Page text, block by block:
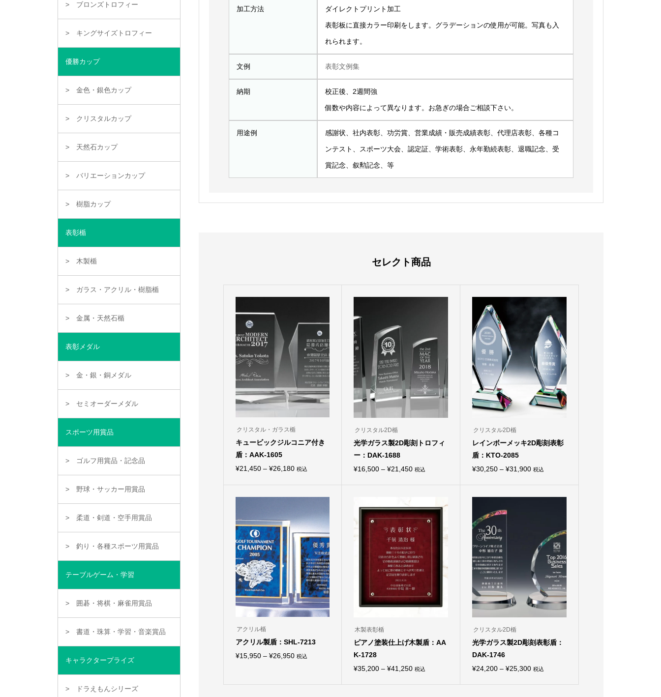
加工方法 ダイレクトプリント加工
表彰板に直接カラー印刷をします。グラデーションの使用が可能。写真も入
れられます。
文例 表彰文例集
納期 校正後、2週間強
個数や内容によって異なります。お急ぎの場合ご相談下さい。
用途例 感謝状、社内表彰、功労賞、営業成績・販売成績表彰、代理店表彰、各種コ
ンテスト、スポーツ大会、認定証、学術表彰、永年勤続表彰、退職記念、受
賞記念、叙勲記念、等
セレクト商品
クリスタル・ガラス楯
キュービックジルコニア付き
盾：AAK-1605
¥21,450 – ¥26,180価
¥26,180
税込
の
品
複
数
の
バ
リ
エ
ー
シ
ョ
ン
が
あ
す。
オ
シ
商
クリスタル2D楯
光学ガラス製2D彫刻トロフィ
ー：DAK-1688
¥16,500 – ¥21,450価
¥16,500
–
¥21,450
税込
の
に
複
数
の
あ
ま
す。
オ
シ
ョ
ン
クリスタル2D楯
レインボーメッキ2D彫刻表彰
盾：KTO-2085
¥30,250 – ¥31,900価税込
の
品
複
数
の
バ
リ
エ
ー
ョ
ン
が
あ
り
ま
す。
オ
シ
ョ
ン
アクリル楯
アクリル製盾：SHL-7213
¥15,950 – ¥26,950価税込
品
木製表彰楯
ピアノ塗装仕上げ木製盾：AA
K-1728
¥35,200 – ¥41,250価税込
の
クリスタル2D楯
光学ガラス製2D彫刻表彰盾：
DAK-1746
¥24,200 – ¥25,300価税込
の
ブロンズトロフィー
キングサイズトロフィー
優勝カップ
金色・銀色カップ
クリスタルカップ
天然石カップ
バリエーションカップ
樹脂カップ
表彰楯
木製楯
ガラス・アクリル・樹脂楯
金属・天然石楯
表彰メダル
金・銀・銅メダル
セミオーダーメダル
スポーツ用賞品
ゴルフ用賞品・記念品
野球・サッカー用賞品
柔道・剣道・空手用賞品
釣り・各種スポーツ用賞品
テーブルゲーム・学習
囲碁・将棋・麻雀用賞品
書道・珠算・学習・音楽賞品
キャラクタープライズ
ドラえもんシリーズ